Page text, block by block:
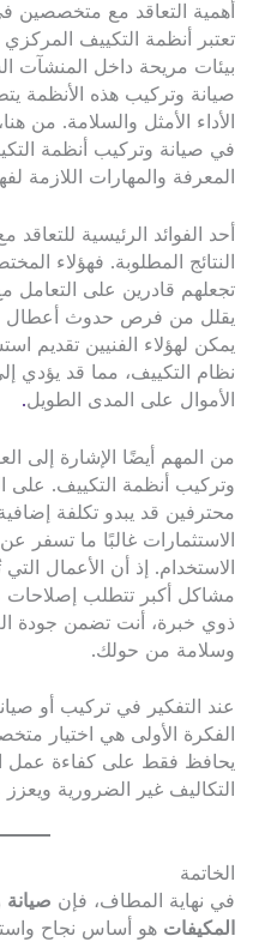
أهمية التعاقد مع متخصصين
تعتبر أنظمة التكييف
بيئات مريحة داخل المنشآت
صيانة وتركيب هذه الأنظمة
الأداء الأمثل والسلامة. من
في صيانة وتركيب أنظمة
المعرفة والمهارات اللازمة
أحد الفوائد الرئيسية
النتائج المطلوبة. فهؤلاء
تجعلهم قادرين على التعامل
يقلل من فرص حدوث أعطال
يمكن لهؤلاء الفنيين تقديم
نظام التكييف، مما قد يؤدي
الأموال على المدى الطويل.
من المهم أيضًا الإشارة إلى
وتركيب أنظمة التكييف. على
محترفين قد يبدو تكلفة
الاستثمارات غالبًا ما تسفر
الاستخدام. إذ أن الأعمال
مشاكل أكبر تتطلب إصلاحات
ذوي خبرة، أنت تضمن جودة
وسلامة من حولك.
عند التفكير في تركيب أو
الفكرة الأولى هي اختيار
يحافظ فقط على كفاءة عمل
التكاليف غير الضرورية
الخاتمة
في نهاية المطاف، فإن
المكيفات هو أساس نجاح